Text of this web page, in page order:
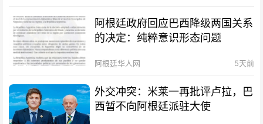
阿根廷政府回应巴西降级两国关系
的决定：纯粹意识形态问题
阿根廷华人网 5天前
外交冲突：米莱一再批评卢拉，巴
西暂不向阿根廷派驻大使